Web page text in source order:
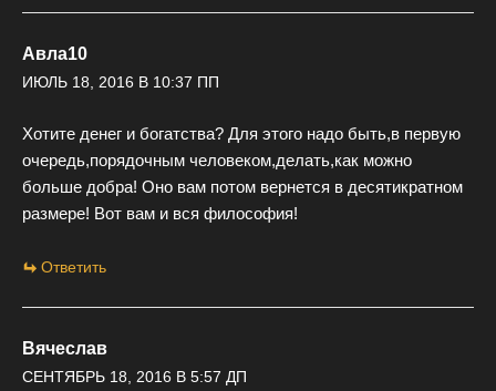
Авла10
ИЮЛЬ 18, 2016 В 10:37 ПП
Хотите денег и богатства? Для этого надо быть,в первую
очередь,порядочным человеком,делать,как можно
больше добра! Оно вам потом вернется в десятикратном
размере! Вот вам и вся философия!
Ответить
Вячеслав
СЕНТЯБРЬ 18, 2016 В 5:57 ДП